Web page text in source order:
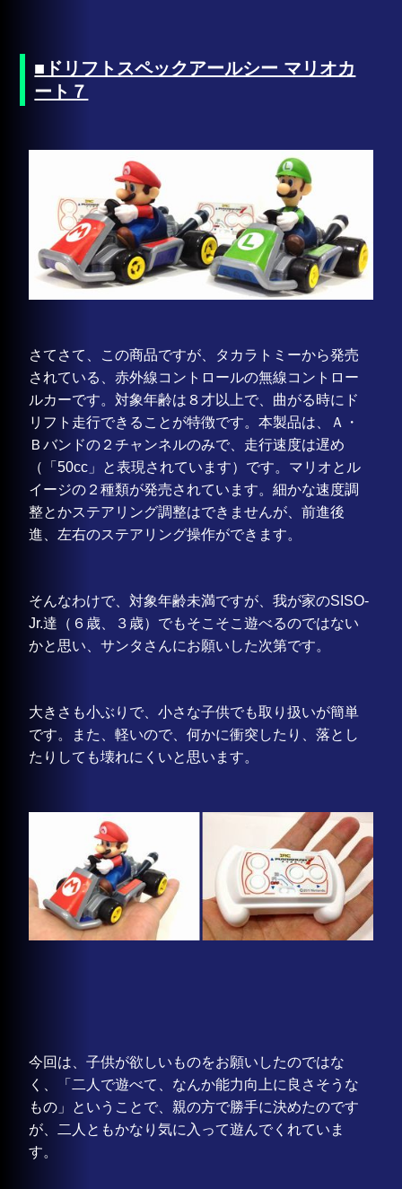
■ドリフトスペックアールシー マリオカ
ート７
さてさて、この商品ですが、タカラトミーから発売
されている、赤外線コントロールの無線コントロー
ルカーです。対象年齢は８才以上で、曲がる時にド
リフト走行できることが特徴です。本製品は、Ａ・
Ｂバンドの２チャンネルのみで、走行速度は遅め
（「50cc」と表現されています）です。マリオとル
イージの２種類が発売されています。細かな速度調
整とかステアリング調整はできませんが、前進後
進、左右のステアリング操作ができます。
そんなわけで、対象年齢未満ですが、我が家のSISO-
Jr.達（６歳、３歳）でもそこそこ遊べるのではない
かと思い、サンタさんにお願いした次第です。
大きさも小ぶりで、小さな子供でも取り扱いが簡単
です。また、軽いので、何かに衝突したり、落とし
たりしても壊れにくいと思います。
今回は、子供が欲しいものをお願いしたのではな
く、「二人で遊べて、なんか能力向上に良さそうな
もの」ということで、親の方で勝手に決めたのです
が、二人ともかなり気に入って遊んでくれていま
す。